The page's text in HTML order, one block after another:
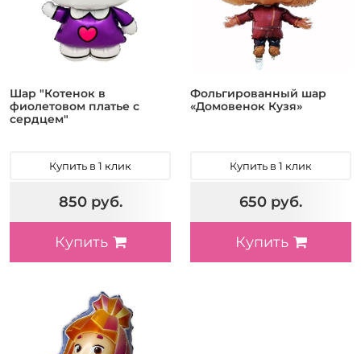
Шар "Котенок в
фиолетовом платье с
сердцем"
Купить в 1 клик
850 руб.
Купить
Фольгированный шар
«Домовенок Кузя»
Купить в 1 клик
650 руб.
Купить